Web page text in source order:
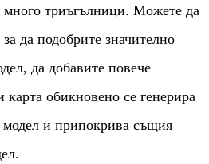
триъгълници. Можете да
да подобрите значително
да добавите повече
карта обикновено се генерира
модел и припокрива същия